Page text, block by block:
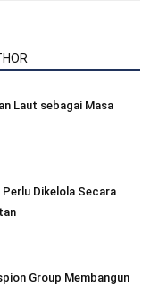
Laut sebagai Masa
Dikelola Secara
Group Membangun